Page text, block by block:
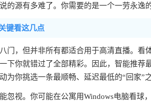
的源有多难了。你需要的是一个一劳永逸
键看这几点
门，但并非所有都适合用于高清直播。
下你就错过了全部精彩。因此，智能推
为你挑选一条最顺畅、延迟最低的“回家”
忽视。你可能在公寓用Windows电脑看球